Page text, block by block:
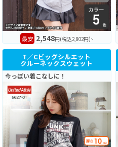
最安 2,548円(税込2,802円)~
T／Cビッグシルエット
クルーネックスウェット
今っぽい着こなしに！